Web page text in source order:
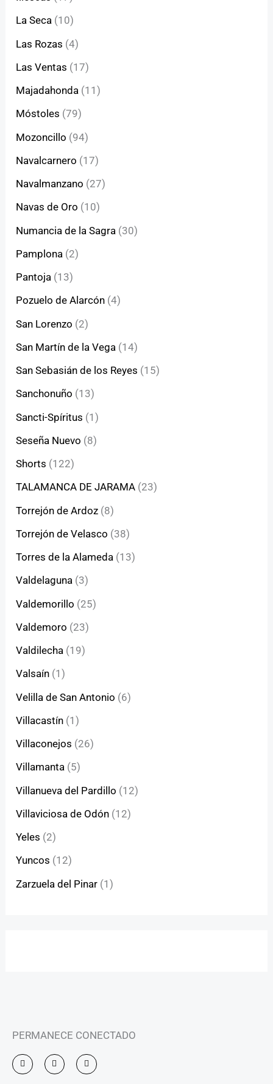
La Seca (10)
Las Rozas (4)
Las Ventas (17)
Majadahonda (11)
Móstoles (79)
Mozoncillo (94)
Navalcarnero (17)
Navalmanzano (27)
Navas de Oro (10)
Numancia de la Sagra (30)
Pamplona (2)
Pantoja (13)
Pozuelo de Alarcón (4)
San Lorenzo (2)
San Martín de la Vega (14)
San Sebasián de los Reyes (15)
Sanchonuño (13)
Sancti-Spíritus (1)
Seseña Nuevo (8)
Shorts (122)
TALAMANCA DE JARAMA (23)
Torrejón de Ardoz (8)
Torrejón de Velasco (38)
Torres de la Alameda (13)
Valdelaguna (3)
Valdemorillo (25)
Valdemoro (23)
Valdilecha (19)
Valsaín (1)
Velilla de San Antonio (6)
Villacastín (1)
Villaconejos (26)
Villamanta (5)
Villanueva del Pardillo (12)
Villaviciosa de Odón (12)
Yeles (2)
Yuncos (12)
Zarzuela del Pinar (1)
PERMANECE CONECTADO
I
n
s
F
a
c
Y
o
u